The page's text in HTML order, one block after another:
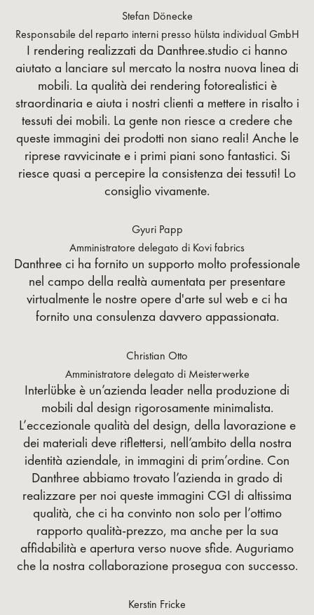
Stefan Dönecke
Responsabile del reparto interni presso hülsta individual GmbH
I rendering realizzati da Danthree.studio ci hanno
aiutato a lanciare sul mercato la nostra nuova linea di
mobili. La qualità dei rendering fotorealistici è
straordinaria e aiuta i nostri clienti a mettere in risalto i
tessuti dei mobili. La gente non riesce a credere che
queste immagini dei prodotti non siano reali! Anche le
riprese ravvicinate e i primi piani sono fantastici. Si
riesce quasi a percepire la consistenza dei tessuti! Lo
consiglio vivamente.
Gyuri Papp
Amministratore delegato di Kovi fabrics
Danthree ci ha fornito un supporto molto professionale
nel campo della realtà aumentata per presentare
virtualmente le nostre opere d'arte sul web e ci ha
fornito una consulenza davvero appassionata.
Christian Otto
Amministratore delegato di Meisterwerke
Interlübke è un’azienda leader nella produzione di
mobili dal design rigorosamente minimalista.
L’eccezionale qualità del design, della lavorazione e
dei materiali deve riflettersi, nell’ambito della nostra
identità aziendale, in immagini di prim’ordine. Con
Danthree abbiamo trovato l’azienda in grado di
realizzare per noi queste immagini CGI di altissima
qualità, che ci ha convinto non solo per l’ottimo
rapporto qualità-prezzo, ma anche per la sua
affidabilità e apertura verso nuove sfide. Auguriamo
che la nostra collaborazione prosegua con successo.
Kerstin Fricke